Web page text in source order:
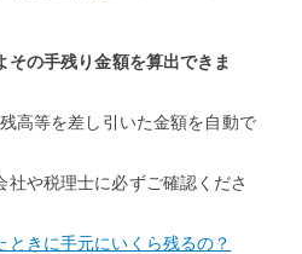
の手残り金額を算出できま
高等を差し引いた金額を自動で
社や税理士に必ずご確認くださ
ときに手元にいくら残るの？